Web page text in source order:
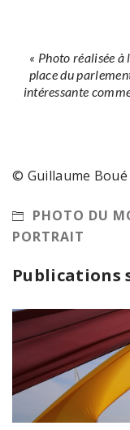
« Photo réalisée à
place du
intéressante
© Guillaume Boué
PHOTO DU
PORTRAIT
Publications